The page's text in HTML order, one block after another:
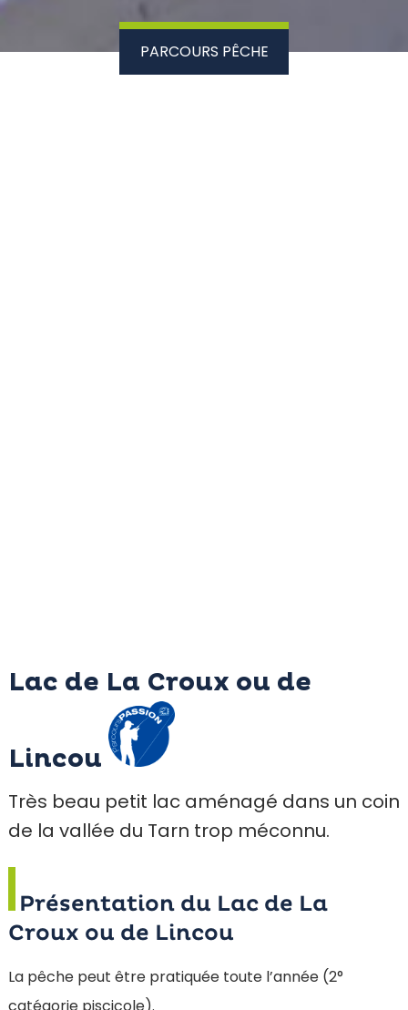
PARCOURS PÊCHE
Lac de La Croux ou de
Lincou
Très beau petit lac aménagé dans un coin
de la vallée du Tarn trop méconnu.
Présentation du Lac de La
Croux ou de Lincou
La pêche peut être pratiquée toute l’année (2°